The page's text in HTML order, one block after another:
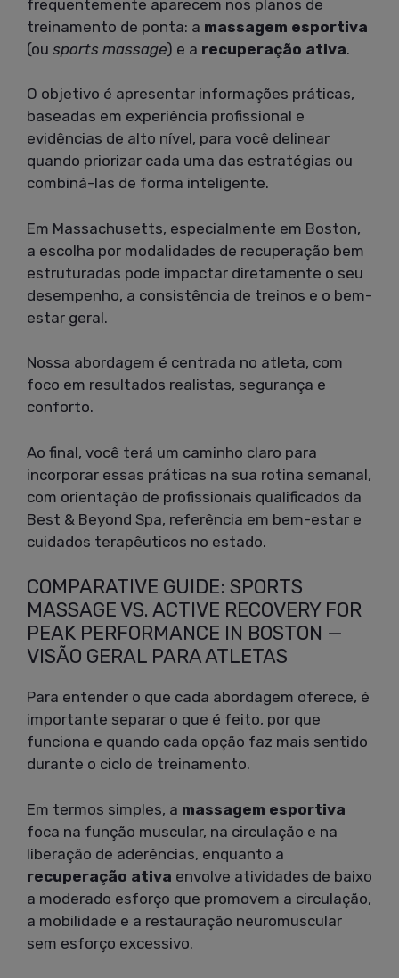
frequentemente aparecem nos planos de
treinamento de ponta: a massagem esportiva
(ou sports massage) e a recuperação ativa.
O objetivo é apresentar informações práticas,
baseadas em experiência profissional e
evidências de alto nível, para você delinear
quando priorizar cada uma das estratégias ou
combiná-las de forma inteligente.
Em Massachusetts, especialmente em Boston,
a escolha por modalidades de recuperação bem
estruturadas pode impactar diretamente o seu
desempenho, a consistência de treinos e o bem-
estar geral.
Nossa abordagem é centrada no atleta, com
foco em resultados realistas, segurança e
conforto.
Ao final, você terá um caminho claro para
incorporar essas práticas na sua rotina semanal,
com orientação de profissionais qualificados da
Best & Beyond Spa, referência em bem-estar e
cuidados terapêuticos no estado.
COMPARATIVE GUIDE: SPORTS
MASSAGE VS. ACTIVE RECOVERY FOR
PEAK PERFORMANCE IN BOSTON —
VISÃO GERAL PARA ATLETAS
Para entender o que cada abordagem oferece, é
importante separar o que é feito, por que
funciona e quando cada opção faz mais sentido
durante o ciclo de treinamento.
Em termos simples, a massagem esportiva
foca na função muscular, na circulação e na
liberação de aderências, enquanto a
recuperação ativa envolve atividades de baixo
a moderado esforço que promovem a circulação,
a mobilidade e a restauração neuromuscular
sem esforço excessivo.